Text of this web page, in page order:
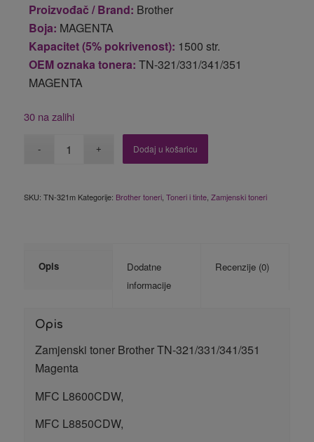
Proizvođač / Brand: Brother
Boja: MAGENTA
Kapacitet (5% pokrivenost): 1500 str.
OEM oznaka tonera: TN-321/331/341/351
MAGENTA
30 na zalihi
Dodaj u košaricu
SKU: TN-321m Kategorije: Brother toneri, Toneri i tinte, Zamjenski toneri
Opis
Dodatne
informacije
Recenzije (0)
Opis
Zamjenski toner Brother TN-321/331/341/351
Magenta
MFC L8600CDW,
MFC L8850CDW,